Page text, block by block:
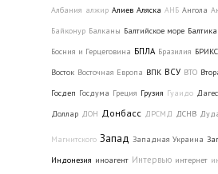
Албания алжир Алиев Аляска АНБ Ангола
Байконур Балканы Балтийское море Балтика
Босния и Герцеговина БПЛА Бразилия БРИКС
Восток Восточная Европа ВПК ВСУ ВТО
Госдеп Госдума Греция Грузия Гуаидо
Доллар ДОН Донбасс ДРСМД ДСНВ
Магнитского Запад Западная Украина
Индонезия иноагент Интервью интернет